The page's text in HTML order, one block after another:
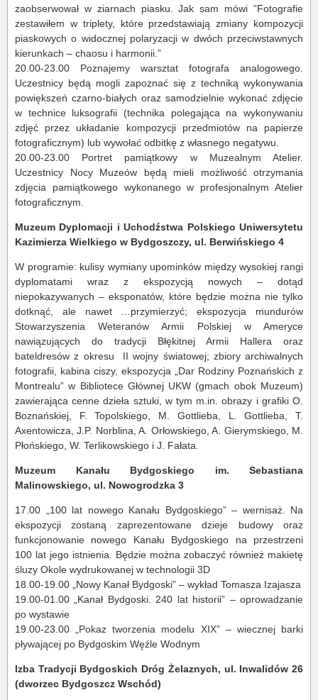
zaobserwował w ziarnach piasku. Jak sam mówi ”Fotografie
zestawiłem w triplety, które przedstawiają zmiany kompozycji
piaskowych o widocznej polaryzacji w dwóch przeciwstawnych
kierunkach – chaosu i harmonii.”
20.00-23.00 Poznajemy warsztat fotografa analogowego.
Uczestnicy będą mogli zapoznać się z techniką wykonywania
powiększeń czarno-białych oraz samodzielnie wykonać zdjęcie
w technice luksografii (technika polegająca na wykonywaniu
zdjęć przez układanie kompozycji przedmiotów na papierze
fotograficznym) lub wywołać odbitkę z własnego negatywu.
20.00-23.00 Portret pamiątkowy w Muzealnym Atelier.
Uczestnicy Nocy Muzeów będą mieli możliwość otrzymania
zdjęcia pamiątkowego wykonanego w profesjonalnym Atelier
fotograficznym.
Muzeum Dyplomacji i Uchodźstwa Polskiego Uniwersytetu
Kazimierza Wielkiego w Bydgoszczy, ul. Berwińskiego 4
W programie: kulisy wymiany upominków między wysokiej rangi
dyplomatami wraz z ekspozycją nowych – dotąd
niepokazywanych – eksponatów, które będzie można nie tylko
dotknąć, ale nawet …przymierzyć; ekspozycja mundurów
Stowarzyszenia Weteranów Armii Polskiej w Ameryce
nawiązujących do tradycji Błękitnej Armii Hallera oraz
bateldresów z okresu II wojny światowej; zbiory archiwalnych
fotografii, kabina ciszy, ekspozycja „Dar Rodziny Poznańskich z
Montrealu” w Bibliotece Głównej UKW (gmach obok Muzeum)
zawierająca cenne dzieła sztuki, w tym m.in. obrazy i grafiki O.
Boznańskiej, F. Topolskiego, M. Gottlieba, L. Gottlieba, T.
Axentowicza, J.P. Norblina, A. Orłowskiego, A. Gierymskiego, M.
Płońskiego, W. Terlikowskiego i J. Fałata.
Muzeum Kanału Bydgoskiego im. Sebastiana
Malinowskiego, ul. Nowogrodzka 3
17.00 „100 lat nowego Kanału Bydgoskiego” – wernisaż. Na
ekspozycji zostaną zaprezentowane dzieje budowy oraz
funkcjonowanie nowego Kanału Bydgoskiego na przestrzeni
100 lat jego istnienia. Będzie można zobaczyć również makietę
śluzy Okole wydrukowanej w technologii 3D
18.00-19.00 „Nowy Kanał Bydgoski” – wykład Tomasza Izajasza
19.00-01.00 „Kanał Bydgoski. 240 lat historii” – oprowadzanie
po wystawie
19.00-23.00 „Pokaz tworzenia modelu XIX” – wiecznej barki
pływającej po Bydgoskim Węźle Wodnym
Izba Tradycji Bydgoskich Dróg Żelaznych, ul. Inwalidów 26
(dworzec Bydgoszcz Wschód)